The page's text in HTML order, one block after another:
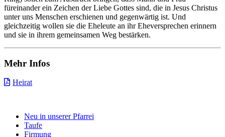
füreinander ein Zeichen der Liebe Gottes sind, die in Jesus Christus
unter uns Menschen erschienen und gegenwärtig ist. Und
gleichzeitig wollen sie die Eheleute an ihr Eheversprechen erinnern
und sie in ihrem gemeinsamen Weg bestärken.
Mehr Infos
Heirat
Haupt-
Sidebar
Zweit-
Sidebar
Neu in unserer Pfarrei
Taufe
Firmung